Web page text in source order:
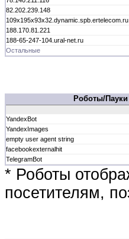
82.202.239.148
109x195x93x32.dynamic.spb.ertelecom.ru
188.170.81.221
188-65-247-104.ural-net.ru
Остальные
Роботы/
YandexBot
YandexImages
empty user agent string
facebookexternalhit
TelegramBot
* Роботы
посетителям,